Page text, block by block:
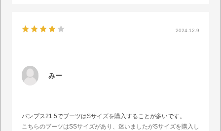
2024.12.9
みー
パンプス21.5でブーツはSサイズを購入することが多いです。
こちらのブーツはSSサイズがあり、迷いましたがSサイズを購入し